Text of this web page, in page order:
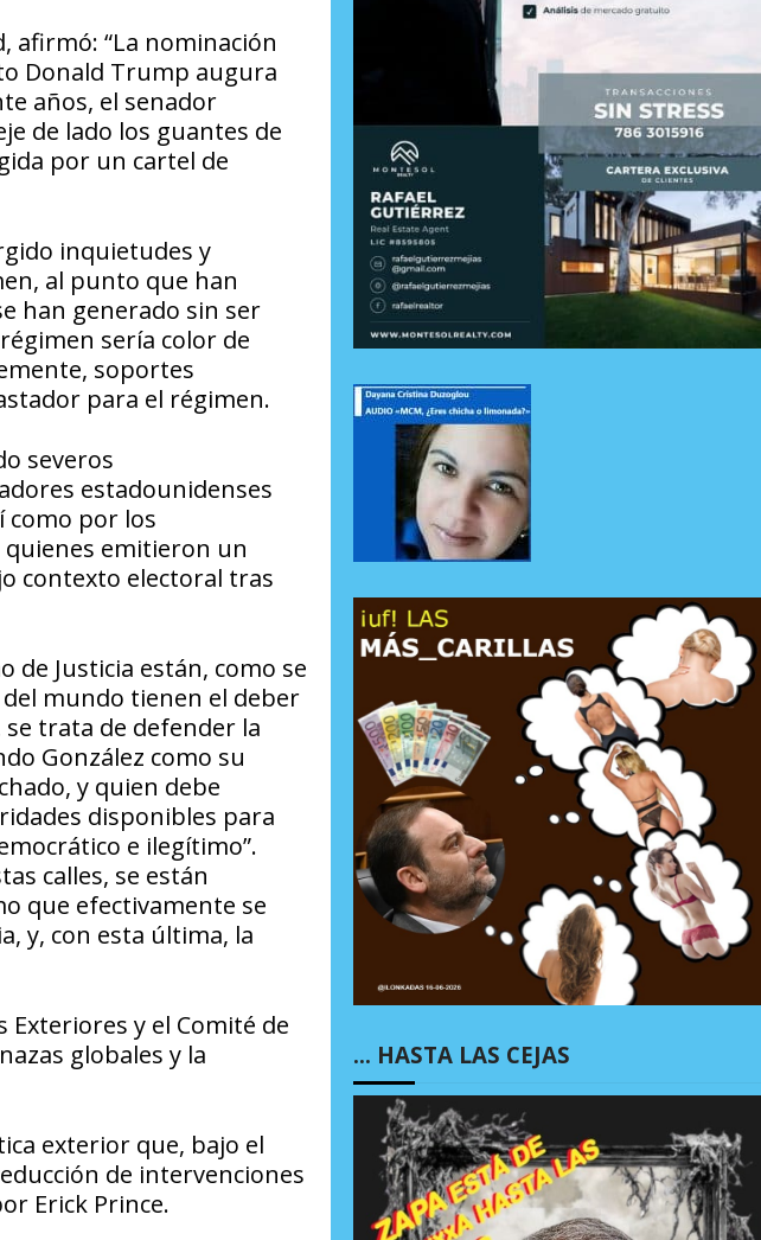
afirmó: “La nominación
Donald Trump augura
años, el senador
de lado los guantes de
por un cartel de
inquietudes y
al punto que han
han generado sin ser
sería color de
soportes
para el régimen.
severos
estadounidenses
como por los
quienes emitieron un
contexto electoral tras
de Justicia están, como se
mundo tienen el deber
trata de defender la
González como su
y quien debe
disponibles para
e ilegítimo”.
calles, se están
que efectivamente se
y, con esta última, la
Exteriores y el Comité de
globales y la
exterior que, bajo el
de intervenciones
Erick Prince.
… HASTA LAS CEJAS